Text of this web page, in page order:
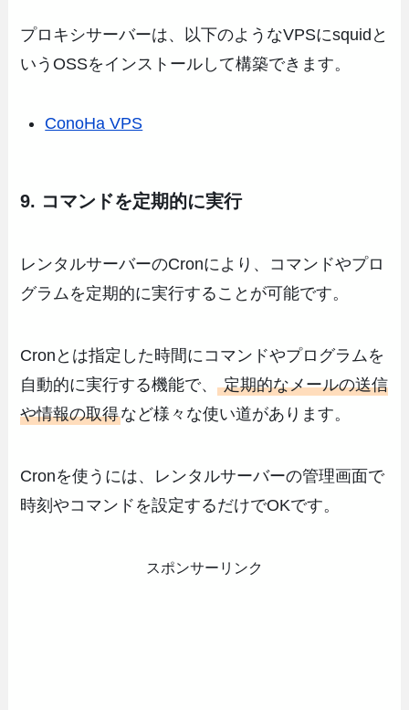
プロキシサーバーは、以下のようなVPSにsquidと
いうOSSをインストールして構築できます。
ConoHa VPS
9. コマンドを定期的に実行
レンタルサーバーのCronにより、コマンドやプロ
グラムを定期的に実行することが可能です。
Cronとは指定した時間にコマンドやプログラムを
自動的に実行する機能で、定期的なメールの送信
や情報の取得など様々な使い道があります。
Cronを使うには、レンタルサーバーの管理画面で
時刻やコマンドを設定するだけでOKです。
スポンサーリンク